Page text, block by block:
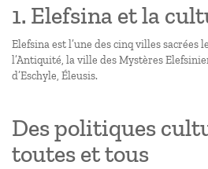
1. Elefsina et la
Elefsina est l’une des cinq villes sacrées
l’Antiquité, la ville des Mystères
d’Eschyle, Éleusis.
Des politiques
toutes et tous